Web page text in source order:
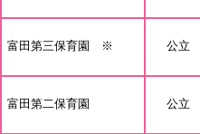
富田第三保育園 ※ 公立
富田第二保育園 公立